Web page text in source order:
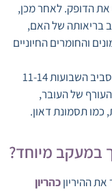
את הדופק. לאחר מכן,
בריאותה של האם,
והחומרים החיוניים
בנוסף, ישנה בדיקת שקיפות עורפית שנערכת סביב השבועות 11-14
של העובר,
כמו תסמונת דאון.
במעקב מיוחד?
ההיריוןכהריון